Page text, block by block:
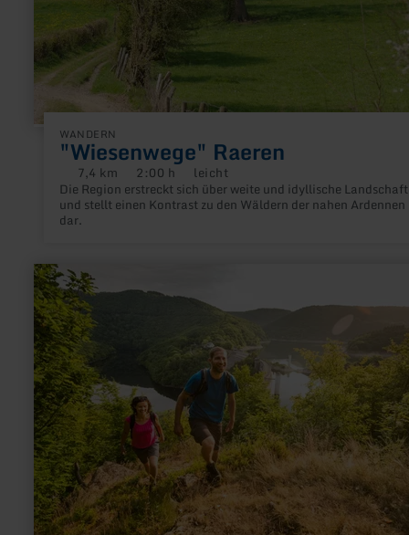
WANDERN
"Wiesenwege" Raeren
Distanz:
7,4 km Dauer:
2:00 h Anforderung:
leicht
Die Region erstreckt sich über weite und idyllische
und stellt einen Kontrast zu den Wäldern der nahen Ardennen
dar.
mehr
erfahren
zu:
Der
Eifelsteig
-
die
Gesamtstrecke